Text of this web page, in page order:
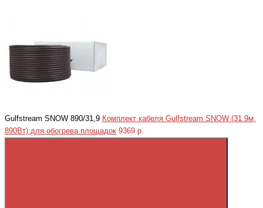
Gulfstream SNOW 890/31,9 Комплект кабеля Gulfstream SNOW (31.9м,
890Вт) для обогрева площадок 9369 р.